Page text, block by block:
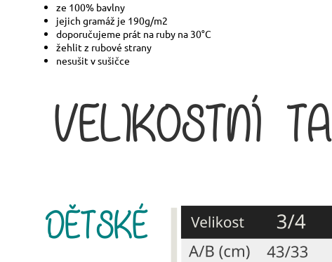
ze 100% bavlny
jejich gramáž je 190g/m2
doporučujeme prát na ruby na 30°C
žehlit z rubové strany
nesušit v sušičce